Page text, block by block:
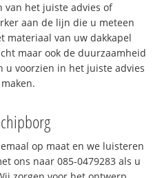
van het juiste advies of
aan de lijn die u meteen
materiaal van uw dakkapel
maar ook de duurzaamheid
u voorzien in het juiste advies
op maat en we luisteren
ons naar 085-0479283 als u